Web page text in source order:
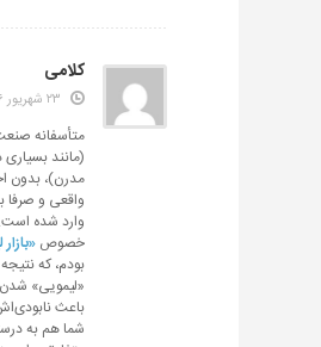
کلامی
متأسفانه
(مانند بسیاری
مدرن)، بدون
واقعی و صرفا
وارد شده
خصوص
بودم، که
«لیمویی» شدن
باعث
شما هم به